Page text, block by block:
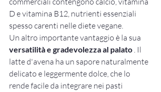
D e vitamina B12, nutrienti essenziali
spesso carenti nelle diete vegane.
Un altro importante vantaggio è la sua
versatilità e gradevolezza al palato . Il
latte d'avena ha un sapore naturalmente
delicato e leggermente dolce, che lo
rende facile da integrare nei pasti